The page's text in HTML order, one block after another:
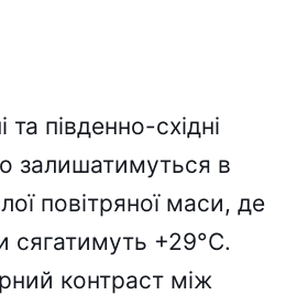
та південно-східні
залишатимуться в
повітряної маси, де
сягатимуть +29°C.
контраст між